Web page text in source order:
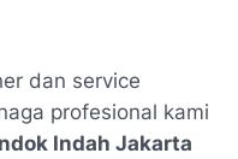
dan service
profesional kami
Indah Jakarta